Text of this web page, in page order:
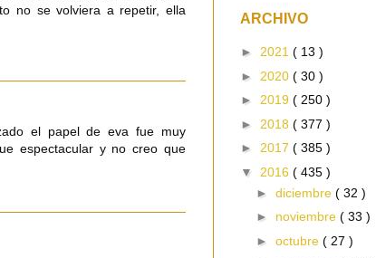
no se volviera a repetir, ella
el papel de eva fue muy
espectacular y no creo que
ARCHIVO
► 2021 ( 13 )
► 2020 ( 30 )
► 2019 ( 250 )
► 2018 ( 377 )
► 2017 ( 385 )
▼ 2016 ( 435 )
► diciembre ( 32 )
► noviembre ( 33 )
► octubre ( 27 )